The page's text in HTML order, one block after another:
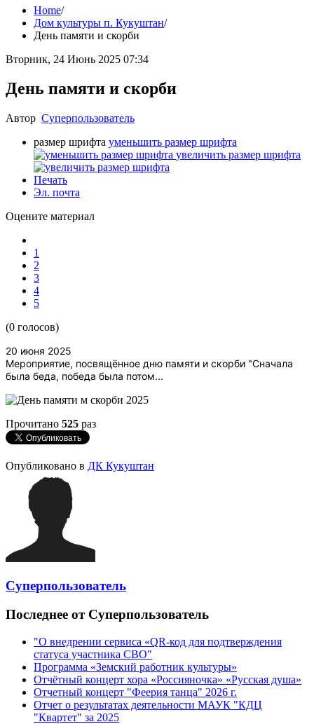
Home/
Дом культуры п. Кукуштан/
День памяти и скорби
Вторник, 24 Июнь 2025 07:34
День памяти и скорби
Автор Суперпользователь
размер шрифта уменьшить размер шрифта
увеличить размер шрифта
Печать
Эл. почта
Оцените материал
1
2
3
4
5
(0 голосов)
20 июня 2025
Мероприятие, посвящённое дню памяти и скорби "Сначала
была беда, победа была потом...
Прочитано 525 раз
Опубликовано в ДК Кукуштан
Суперпользователь
Последнее от Суперпользователь
"О внедрении сервиса «QR-код для подтверждения
статуса участника СВО"
Программа «Земский работник культуры»
Отчётный концерт хора «Россияночка» «Русская душа»
Отчетный концерт "Феерия танца" 2026 г.
Отчет о результатах деятельности МАУК "КДЦ
"Квартет" за 2025